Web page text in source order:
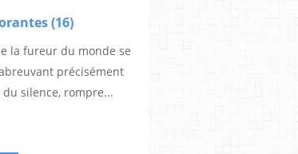
(16)
la fureur du monde se
précisément
silence, rompre...